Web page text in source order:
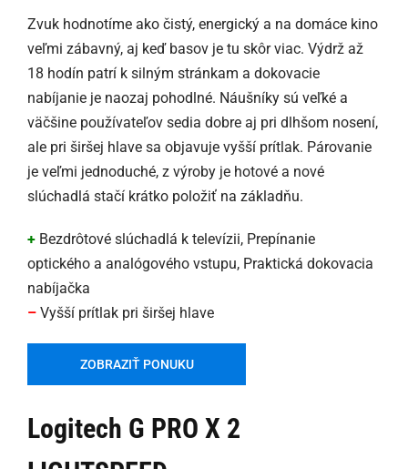
Zvuk hodnotíme ako čistý, energický a na domáce kino
veľmi zábavný, aj keď basov je tu skôr viac. Výdrž až
18 hodín patrí k silným stránkam a dokovacie
nabíjanie je naozaj pohodlné. Náušníky sú veľké a
väčšine používateľov sedia dobre aj pri dlhšom nosení,
ale pri širšej hlave sa objavuje vyšší prítlak. Párovanie
je veľmi jednoduché, z výroby je hotové a nové
slúchadlá stačí krátko položiť na základňu.
+ Bezdrôtové slúchadlá k televízii, Prepínanie
optického a analógového vstupu, Praktická dokovacia
nabíjačka
– Vyšší prítlak pri širšej hlave
ZOBRAZIŤ PONUKU
Logitech G PRO X 2